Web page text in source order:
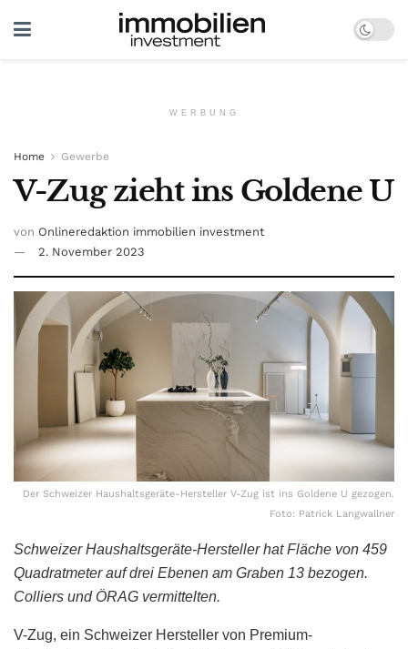
WERBUNG
Home Gewerbe
V-Zug zieht ins Goldene U
von Onlineredaktion immobilien investment
2. November 2023
Der Schweizer Haushaltsgeräte-Hersteller V-Zug ist ins Goldene U gezogen.
Foto: Patrick Langwallner
Schweizer Haushaltsgeräte-Hersteller hat Fläche von 459
Quadratmeter auf drei Ebenen am Graben 13 bezogen.
Colliers und ÖRAG vermittelten.
V-Zug, ein Schweizer Hersteller von Premium-